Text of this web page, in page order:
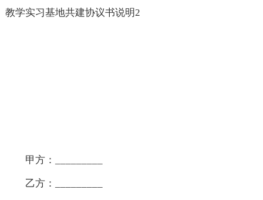
教学实习基地共建协议书说明2
甲方：_________
乙方：_________